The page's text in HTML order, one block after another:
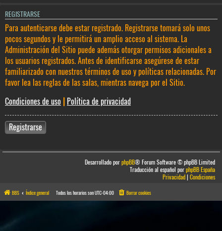
REGISTRARSE
Para autenticarse debe estar registrado. Registrarse tomará solo unos
pocos segundos y le permitirá un amplio acceso al sistema. La
Administración del Sitio puede además otorgar permisos adicionales a
los usuarios registrados. Antes de identificarse asegúrese de estar
familiarizado con nuestros términos de uso y políticas relacionadas. Por
favor lea las reglas de las salas, mientras navega por el Sitio.
Condiciones de uso
Política de privacidad
Registrarse
Desarrollado porphpBB® Forum Software © phpBB Limited
Traducción al español porphpBB España
Privacidad|Condiciones
BBS Índice general Todos los horarios sonUTC-04:00 Borrar cookies